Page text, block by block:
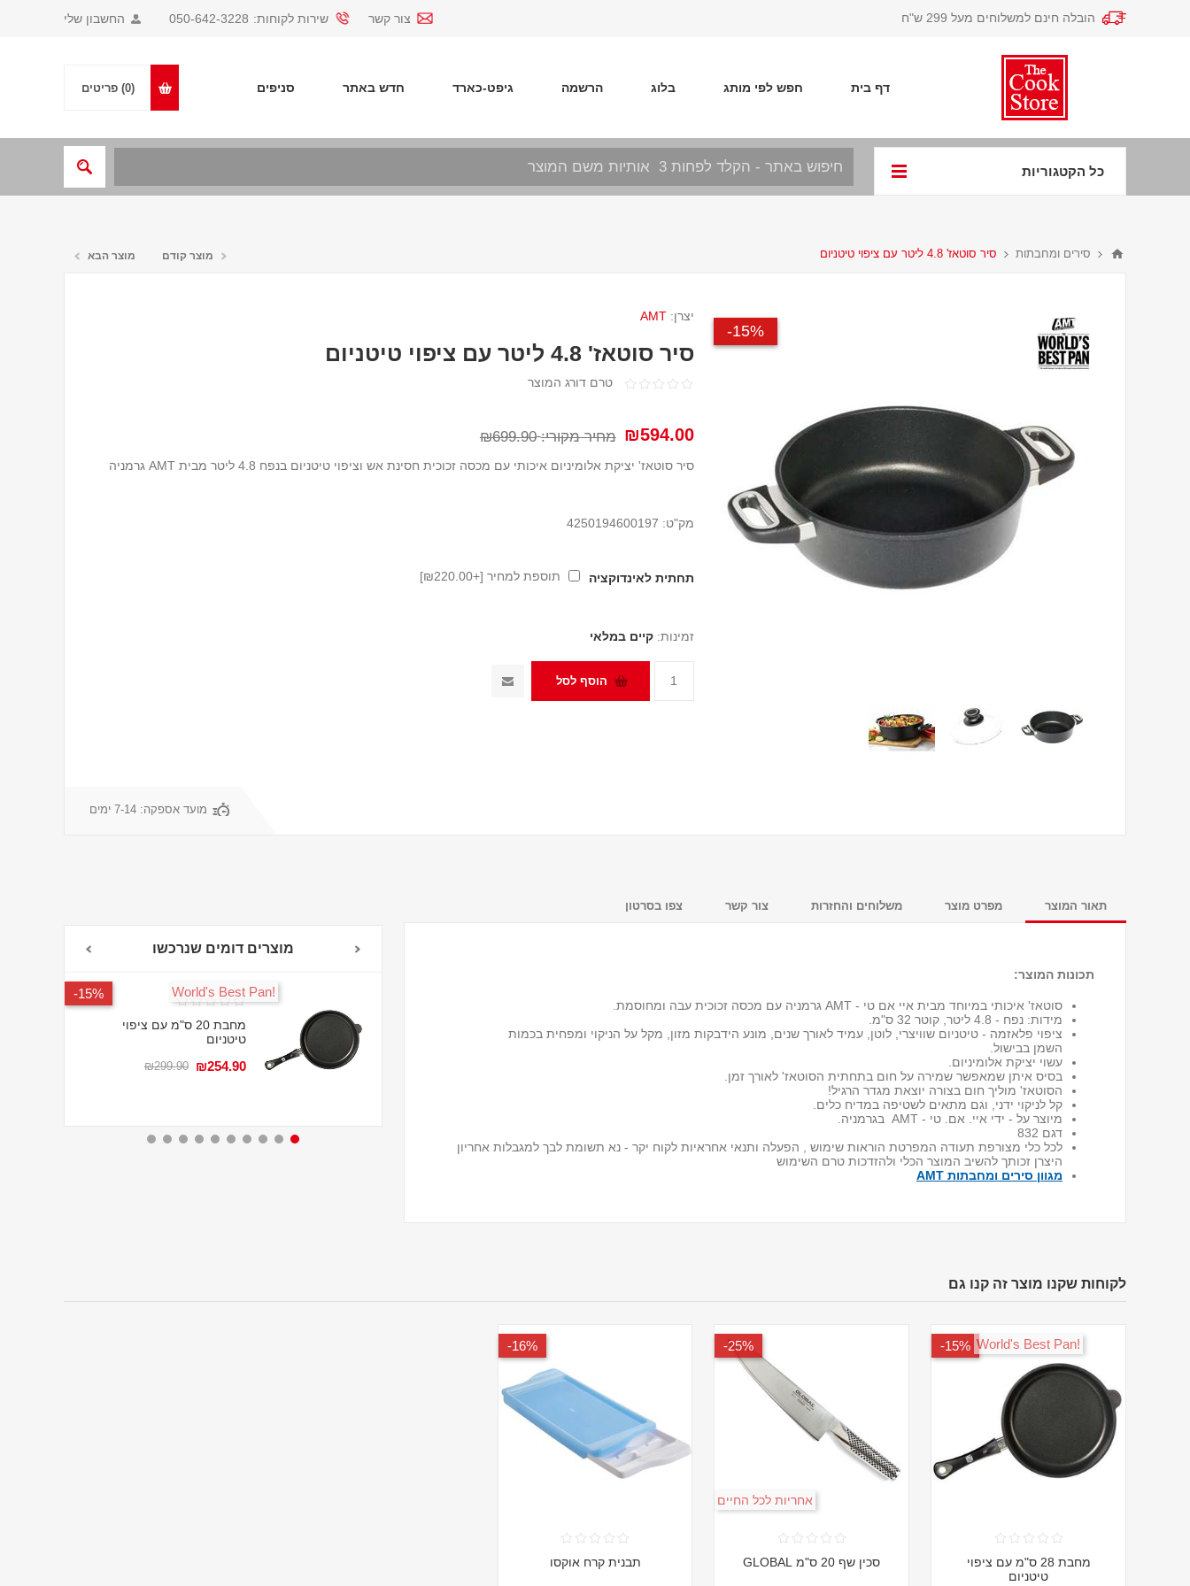
החשבון שלי צור קשר שירות לקוחות: 050-642-3228 הובלה חינם למשלוחים מעל 299 ש"ח
דף בית חפש לפי מותג בלוג הרשמה גיפט-כארד חדש באתר סניפים (0) פריטים
כל הקטגוריות
סירים ומחבתות סיר סוטאז' 4.8 ליטר עם ציפוי טיטניום מוצר קודם מוצר הבא
15%-
יצרן: AMT
סיר סוטאז' 4.8 ליטר עם ציפוי טיטניום
טרם דורג המוצר
₪594.00 מחיר מקורי: ₪699.90
סיר סוטאז' יציקת אלומיניום איכותי עם מכסה זכוכית חסינת אש וציפוי טיטניום בנפח 4.8 ליטר מבית AMT גרמניה
מק"ט: 4250194600197
תחתית לאינדוקציה תוספת למחיר [+₪220.00]
זמינות: קיים במלאי
מועד אספקה: 7-14 ימים
תאור המוצר מפרט מוצר משלוחים והחזרות צור קשר צפו בסרטון
תכונות המוצר:
סוטאז' איכותי במיוחד מבית איי אם טי - AMT גרמניה עם מכסה זכוכית עבה ומחוסמת.
מידות: נפח - 4.8 ליטר, קוטר 32 ס"מ.
ציפוי פלאזמה - טיטניום שוויצרי, לוטן, עמיד לאורך שנים, מונע הידבקות מזון, מקל על הניקוי ומפחית בכמות
השמן בבישול.
עשוי יציקת אלומיניום.
בסיס איתן שמאפשר שמירה על חום בתחתית הסוטאז' לאורך זמן.
הסוטאז' מוליך חום בצורה יוצאת מגדר הרגיל!
קל לניקוי ידני, וגם מתאים לשטיפה במדיח כלים.
מיוצר על - ידי איי. אם. טי - AMT בגרמניה.
דגם 832
לכל כלי מצורפת תעודה המפרטת הוראות שימוש , הפעלה ותנאי אחראיות לקוח יקר - נא תשומת לבך למגבלות אחריון
היצרן זכותך להשיב המוצר הכלי ולהזדכות טרם השימוש
מגוון סירים ומחבתות AMT
מוצרים דומים שנרכשו
15%- !World's Best Pan
מחבת 20 ס"מ עם ציפוי
טיטניום
₪254.90
₪299.90
לקוחות שקנו מוצר זה קנו גם
15%- !World's Best Pan
מחבת 28 ס"מ עם ציפוי
טיטניום
25%-
אחריות לכל החיים
סכין שף 20 ס"מ GLOBAL
16%-
תבנית קרח אוקסו